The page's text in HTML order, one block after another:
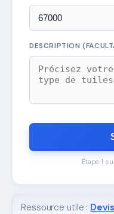
DESCRIPTION
Étape 1
Ressource utile :